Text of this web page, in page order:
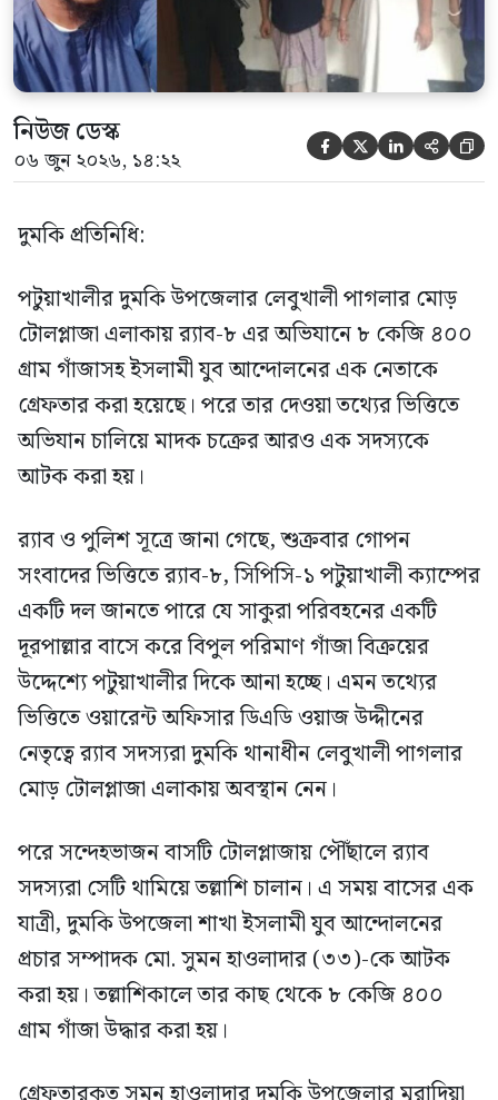
[…]
নিউজ ডেস্ক
০৬ জুন ২০২৬, ১৪:২২     
দুমকি প্রতিনিধি:
পটুয়াখালীর দুমকি উপজেলার লেবুখালী পাগলার মোড়
টোলপ্লাজা এলাকায় র‍্যাব-৮ এর অভিযানে ৮ কেজি ৪০০
গ্রাম গাঁজাসহ ইসলামী যুব আন্দোলনের এক নেতাকে
গ্রেফতার করা হয়েছে। পরে তার দেওয়া তথ্যের ভিত্তিতে
অভিযান চালিয়ে মাদক চক্রের আরও এক সদস্যকে
আটক করা হয়।
র‍্যাব ও পুলিশ সূত্রে জানা গেছে, শুক্রবার গোপন
সংবাদের ভিত্তিতে র‍্যাব-৮, সিপিসি-১ পটুয়াখালী ক্যাম্পের
একটি দল জানতে পারে যে সাকুরা পরিবহনের একটি
দূরপাল্লার বাসে করে বিপুল পরিমাণ গাঁজা বিক্রয়ের
উদ্দেশ্যে পটুয়াখালীর দিকে আনা হচ্ছে। এমন তথ্যের
ভিত্তিতে ওয়ারেন্ট অফিসার ডিএডি ওয়াজ উদ্দীনের
নেতৃত্বে র‍্যাব সদস্যরা দুমকি থানাধীন লেবুখালী পাগলার
মোড় টোলপ্লাজা এলাকায় অবস্থান নেন।
পরে সন্দেহভাজন বাসটি টোলপ্লাজায় পৌঁছালে র‍্যাব
সদস্যরা সেটি থামিয়ে তল্লাশি চালান। এ সময় বাসের এক
যাত্রী, দুমকি উপজেলা শাখা ইসলামী যুব আন্দোলনের
প্রচার সম্পাদক মো. সুমন হাওলাদার (৩৩)-কে আটক
করা হয়। তল্লাশিকালে তার কাছ থেকে ৮ কেজি ৪০০
গ্রাম গাঁজা উদ্ধার করা হয়।